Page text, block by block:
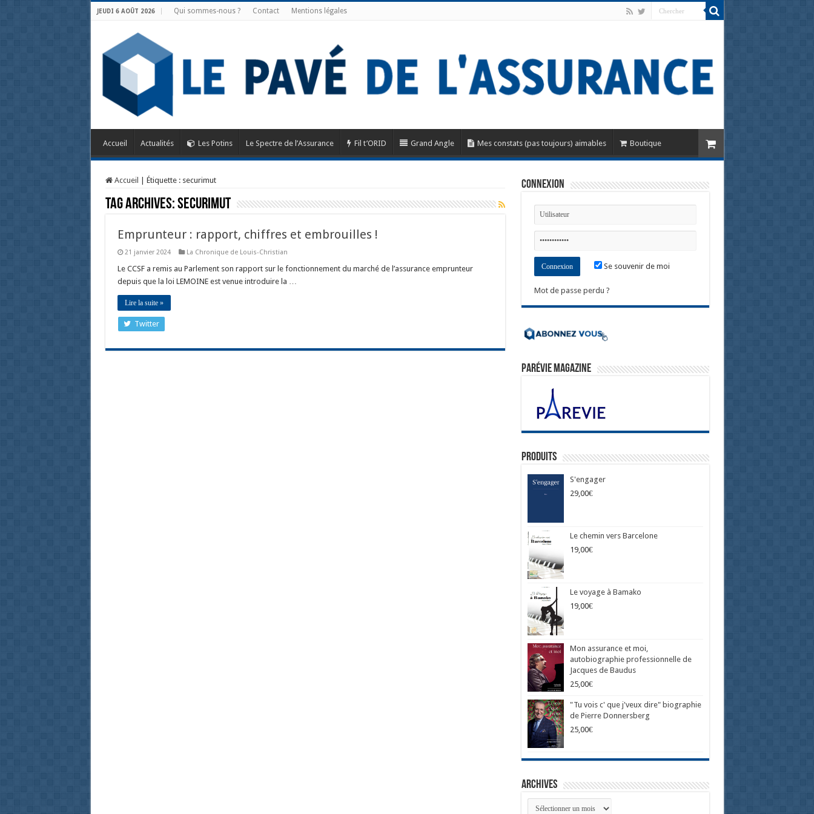
JEUDI 6 AOÛT 2026 Qui sommes-nous ? Contact Mentions légales
Accueil Actualités Les Potins Le Spectre de l’Assurance Fil t’ORID Grand Angle Mes constats (pas toujours) aimables Boutique
Accueil Étiquette : securimut
Tag Archives:securimut
Emprunteur : rapport, chiffres et embrouilles !
21 janvier 2024 La Chronique de Louis-Christian
Le CCSF a remis au Parlement son rapport sur le fonctionnement du marché de l’assurance emprunteur
depuis que la loi LEMOINE est venue introduire la …
Lire la suite »
Twitter
Connexion
Se souvenir de moi
Mot de passe perdu ?
ParéVie Magazine
Produits
S'engager
29,00€
Le chemin vers Barcelone
19,00€
Le voyage à Bamako
19,00€
Mon assurance et moi,
autobiographie professionnelle de
Jacques de Baudus
25,00€
"Tu vois c' que j'veux dire" biographie
de Pierre Donnersberg
25,00€
Archives
Archives